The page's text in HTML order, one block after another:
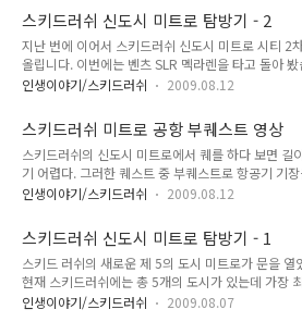
소의 주차장과도 같은 넓은 공터에 큰 컵이 두개가 돌
손님을 맞이 하고 있습니다..
신하네요. 다음 달 yes24 코인이 들어오면 음반 하나
에 스키드러쉬 음악 중에 몇곡을 올려서 블로그 방문
면 좋겠지만... 그놈의 저작권 때문에 그렇게 하기는
설치하면
만 그렇다고 해서 게..
스키드러쉬 신도시 미트로 탐방기 - 2
지난 번에 이어서 스키드러쉬 신도시 미트로 시티 2
올립니다. 이번에는 벤츠 SLR 멕라렌을 타고 돌아 봤
시 출발은 공항에서... 뒤에는 영화 국가대표가 광고판
가 노출되고 있습니다. ^^ 길 한복판에 있는 버스 정
선에 버스 정류장이 있는 것을 보니, 여기도 MB가 시
들어 둔 중앙 버스 차로제가 시행되고 있는 듯 ㅋㅋ
진행 중이고 그 앞에는 전철 길이 보이네요. 흡사 신
울역까지 이어져 있는 지상 전철역 구간을 보는 듯 합
건물 뒤로 101타워가 보여 찍어 봤습니다. 101타워
볼 수 있..
인생이야기/스키드러쉬 2009.08.12
스키드러쉬 미트로 공항 부퀘스트 영상
스키드러쉬의 신도시 미트로에서 퀘를 하다 보면 길
기 어렵다. 그러한 퀘스트 중 부퀘스트로 항공기 기
속 몇번 실패를 하다가 어렵게 한번 성공했다. 한번
덧. 영상의 소리가 좀 많이 크게 녹음되었다. 소리를
우선 도착해야 할 포스트는 총 3군데이다. 첫번째 포
포스트에 도착하면 충돌 제한 횟수와 시간은 다시 리
시간이 흐르지 않으므로 급하게 출발할 필요 없이 자
발하면 된다. 두번째 포스트로 가는 길이 가장..
인생이야기/스키드러쉬 2009.08.12
스키드러쉬 신도시 미트로 탐방기 - 1
스키드 러쉬의 새로운 제 5의 도시 미트로가 문을 열
현재 스키드러쉬에는 총 5개의 도시가 있는데 가장
한 도시이죠. 첫번째 도시는 문팰리스, 두번째는 코이
인생이야기/스키드러쉬 2009.08.07